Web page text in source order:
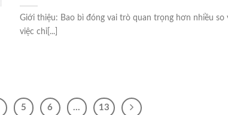
Giới thiệu: Bao bì đóng vai trò quan trọng hơn nhiều so
việc chỉ[...]
5 6 … 13